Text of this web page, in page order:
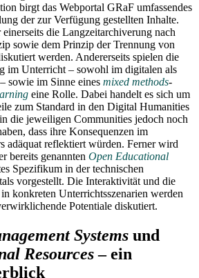
birgt das Webportal GRaF umfassendes
der zur Verfügung gestellten Inhalte.
die Langzeitarchiverung nach
sowie dem Prinzip der Trennung von
werden. Andererseits spielen die
im Unterricht – sowohl im digitalen als
sowie im Sinne eines mixed methods-
eine Rolle. Dabei handelt es sich um
zum Standard in den Digital Humanities
die jeweiligen Communities jedoch noch
dass ihre Konsequenzen im
adäquat reflektiert würden. Ferner wird
bereits genannten Open Educational
Spezifikum in der technischen
vorgestellt. Die Interaktivität und die
konkreten Unterrichtsszenarien werden
Potentiale diskutiert.
Systems und
Resources– ein